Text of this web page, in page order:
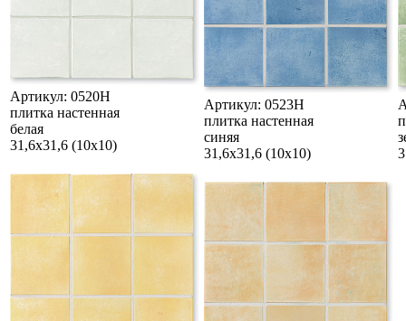
Артикул: 0520H
плитка настенная
белая
31,6х31,6 (10x10)
Артикул: 0523H
плитка настенная
синяя
31,6х31,6 (10x10)